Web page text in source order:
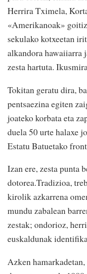
Herrira Tximela,
«Amerikanoak»
sekulako kotxeetan
alkandora hawaiiarra
zesta hartuta.
Tokitan geratu dira,
pentsaezina egiten
joateko korbata eta
duela 50 urte halaxe
Estatu Batuetako
Izan ere, zesta punta
dotorea.Tradizioa,
kirolik azkarrena
mundu zabalean
zestak; ondorioz,
euskaldunak
Azken